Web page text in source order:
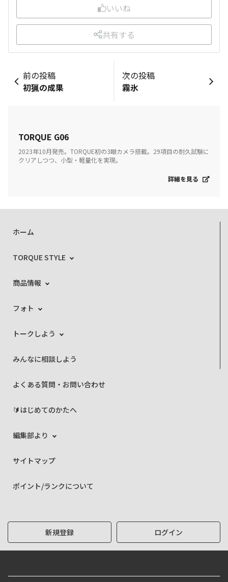
いいね
共有する
前の投稿
初猟の成果
次の投稿
霧氷
TORQUE G06
2023年10月発売。TORQUE初の3眼カメラ搭載。29項目の耐久試験に
クリアしつつ、小型・軽量化を実現。
詳細を見る
ホーム
TORQUE STYLE
商品情報
フォト
トークしよう
みんなに相談しよう
よくある質問・お問い合わせ
🔰はじめてのかたへ
編集部より
サイトマップ
ポイント/ランクについて
新規登録 ログイン